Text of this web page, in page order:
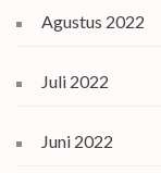
Agustus 2022
Juli 2022
Juni 2022